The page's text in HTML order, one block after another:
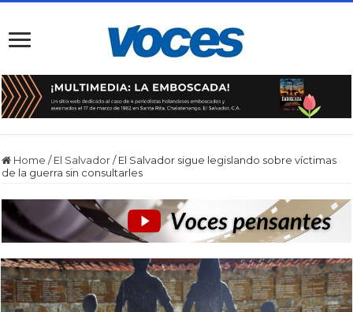
Home / El Salvador / El Salvador sigue legislando sobre víctimas
de la guerra sin consultarles